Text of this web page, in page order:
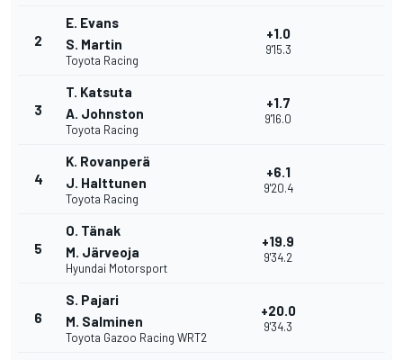
2
E. Evans
S. Martin
Toyota Racing
+1.0
9'15.3
3
T. Katsuta
A. Johnston
Toyota Racing
+1.7
9'16.0
4
K. Rovanperä
J. Halttunen
Toyota Racing
+6.1
9'20.4
5
O. Tänak
M. Järveoja
Hyundai Motorsport
+19.9
9'34.2
6
S. Pajari
M. Salminen
Toyota Gazoo Racing WRT2
+20.0
9'34.3